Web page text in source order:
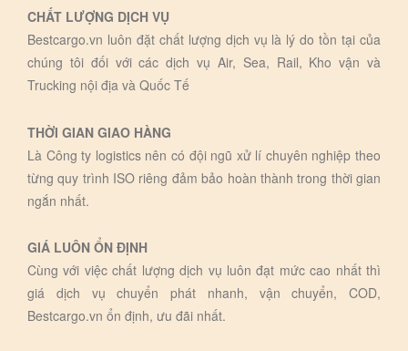
CHẤT LƯỢNG DỊCH VỤ
Bestcargo.vn luôn đặt chất lượng dịch vụ là lý do tồn tại của
chúng tôi đối với các dịch vụ Air, Sea, Rail, Kho vận và
Trucking nội địa và Quốc Tế
THỜI GIAN GIAO HÀNG
Là Công ty logistics nên có đội ngũ xử lí chuyên nghiệp theo
từng quy trình ISO riêng đảm bảo hoàn thành trong thời gian
ngắn nhất.
GIÁ LUÔN ỔN ĐỊNH
Cùng với việc chất lượng dịch vụ luôn đạt mức cao nhất thì
giá dịch vụ chuyển phát nhanh, vận chuyển, COD,
Bestcargo.vn ổn định, ưu đãi nhất.